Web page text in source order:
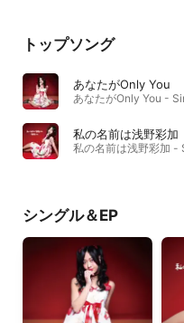
ラジオ
トップソング
あなたがOnly You
私の名前は浅野彩加
シングル＆EP